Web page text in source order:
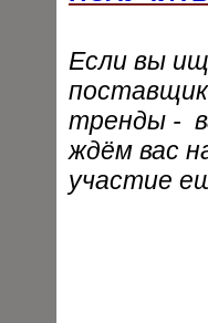
Если вы
тренды -
ждём вас
участие